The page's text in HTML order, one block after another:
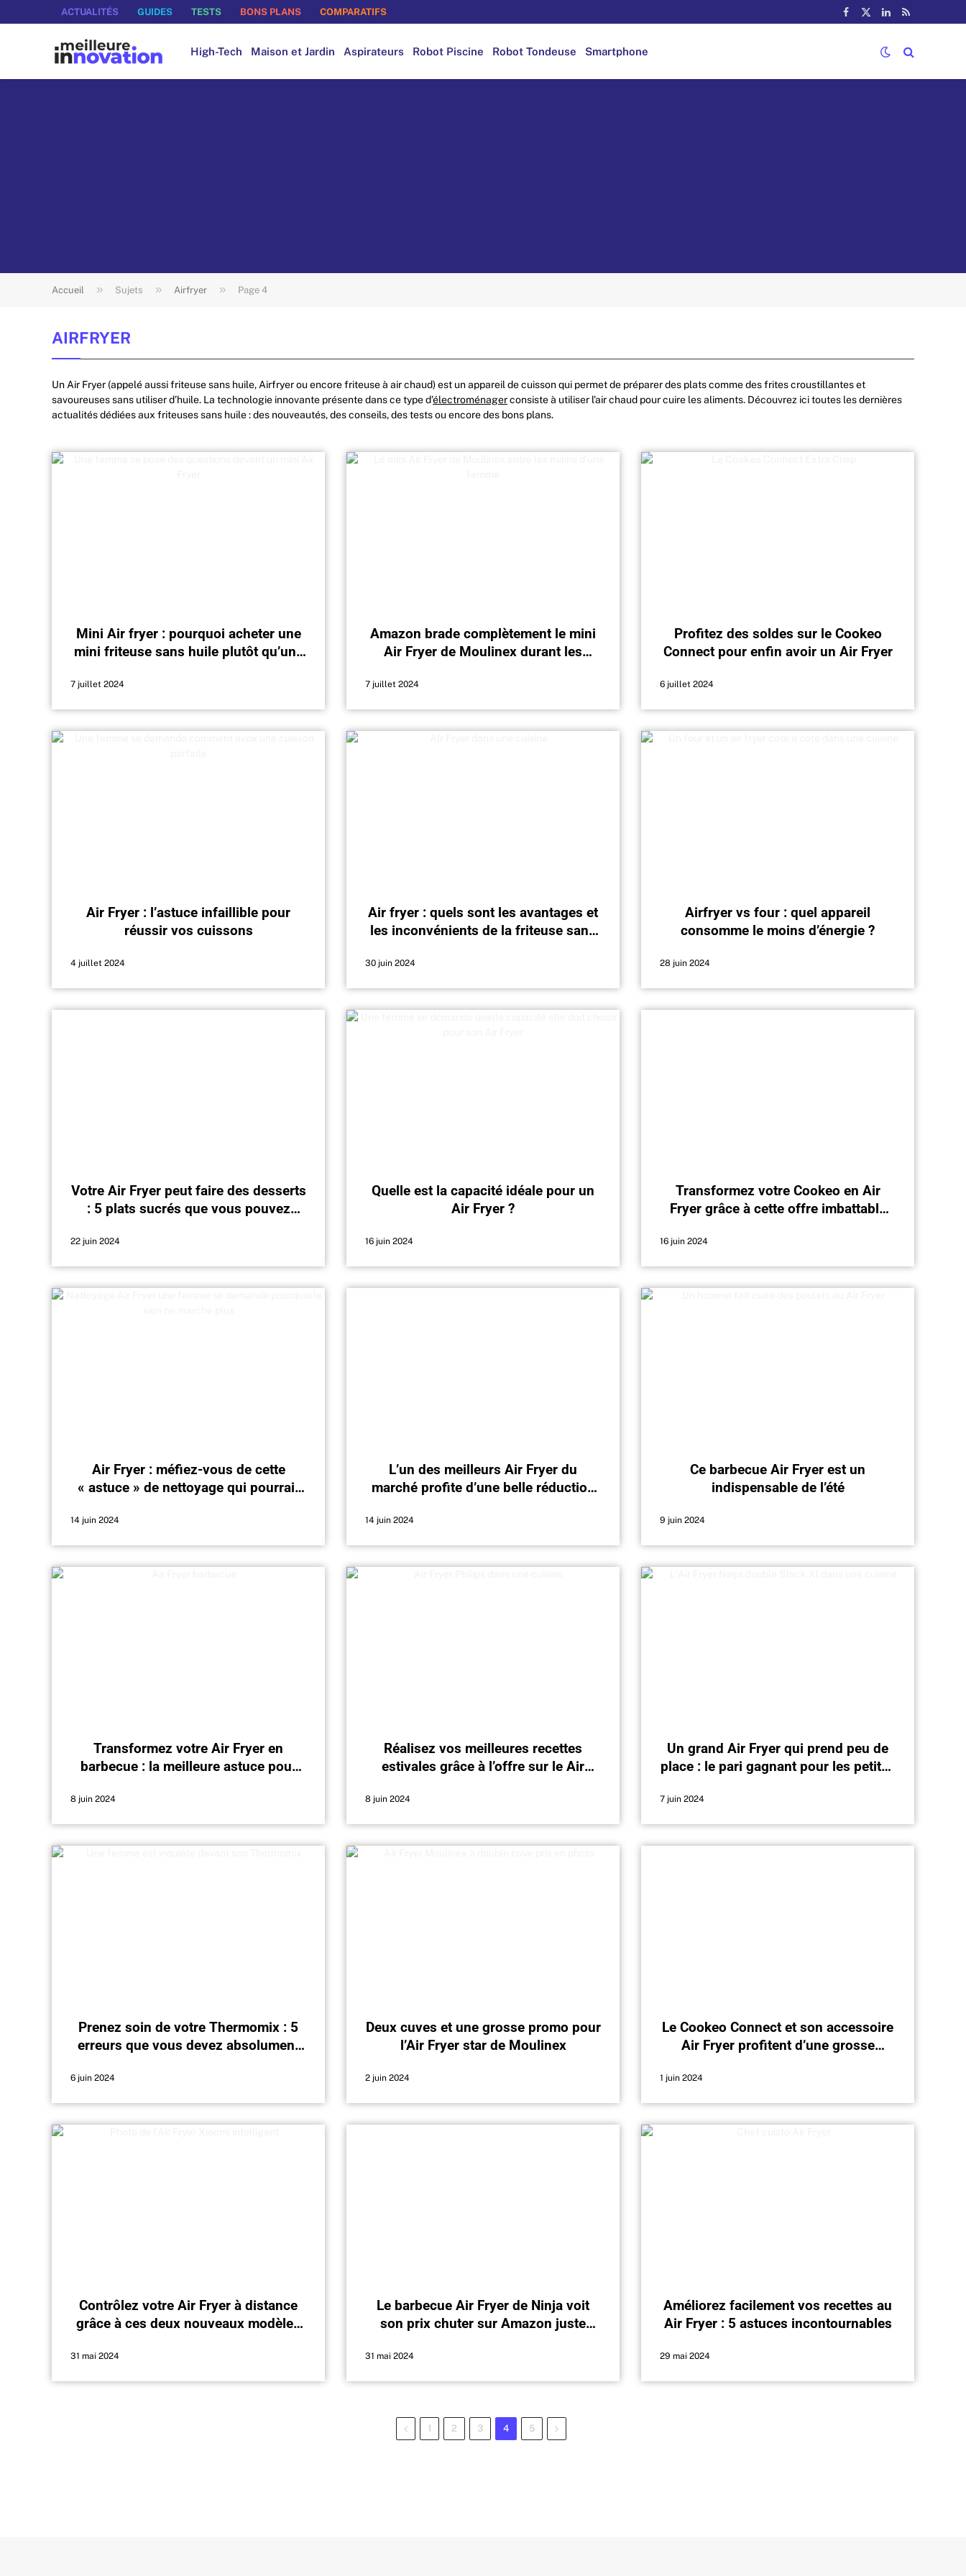
ACTUALITÉS GUIDES TESTS BONS PLANS COMPARATIFS
Facebook
X
LinkedIn
RSS
High-Tech Maison et Jardin Aspirateurs Robot Piscine Robot Tondeuse Smartphone
Accueil » Sujets » Airfryer » Page 4
AIRFRYER
Un Air Fryer (appelé aussi friteuse sans huile, Airfryer ou encore friteuse à air chaud) est un appareil de cuisson qui permet de préparer des plats comme des frites croustillantes et
savoureuses sans utiliser d’huile. La technologie innovante présente dans ce type d’électroménagerconsiste à utiliser l’air chaud pour cuire les aliments. Découvrez ici toutes les dernières
actualités dédiées aux friteuses sans huile : des nouveautés, des conseils, des tests ou encore des bons plans.
Mini Air fryer : pourquoi acheter une
mini friteuse sans huile plutôt qu’une
7 juillet 2024
Amazon brade complètement le mini
Air Fryer de Moulinex durant les
7 juillet 2024
Profitez des soldes sur le Cookeo
Connect pour enfin avoir un Air Fryer
6 juillet 2024
Air Fryer : l’astuce infaillible pour
réussir vos cuissons
4 juillet 2024
Air fryer : quels sont les avantages et
les inconvénients de la friteuse sans
30 juin 2024
Airfryer vs four : quel appareil
consomme le moins d’énergie ?
28 juin 2024
Votre Air Fryer peut faire des desserts
: 5 plats sucrés que vous pouvez
22 juin 2024
Quelle est la capacité idéale pour un
Air Fryer ?
16 juin 2024
Transformez votre Cookeo en Air
Fryer grâce à cette offre imbattable
16 juin 2024
Air Fryer : méfiez-vous de cette
« astuce » de nettoyage qui pourrait
14 juin 2024
L’un des meilleurs Air Fryer du
marché profite d’une belle réduction
14 juin 2024
Ce barbecue Air Fryer est un
indispensable de l’été
9 juin 2024
Transformez votre Air Fryer en
barbecue : la meilleure astuce pour
8 juin 2024
Réalisez vos meilleures recettes
estivales grâce à l’offre sur le Air
8 juin 2024
Un grand Air Fryer qui prend peu de
place : le pari gagnant pour les petites
7 juin 2024
Prenez soin de votre Thermomix : 5
erreurs que vous devez absolument
6 juin 2024
Deux cuves et une grosse promo pour
l’Air Fryer star de Moulinex
2 juin 2024
Le Cookeo Connect et son accessoire
Air Fryer profitent d’une grosse
1 juin 2024
Contrôlez votre Air Fryer à distance
grâce à ces deux nouveaux modèles
31 mai 2024
Le barbecue Air Fryer de Ninja voit
son prix chuter sur Amazon juste
31 mai 2024
Améliorez facilement vos recettes au
Air Fryer : 5 astuces incontournables
29 mai 2024
Previous
1 2 3 4 5 Next